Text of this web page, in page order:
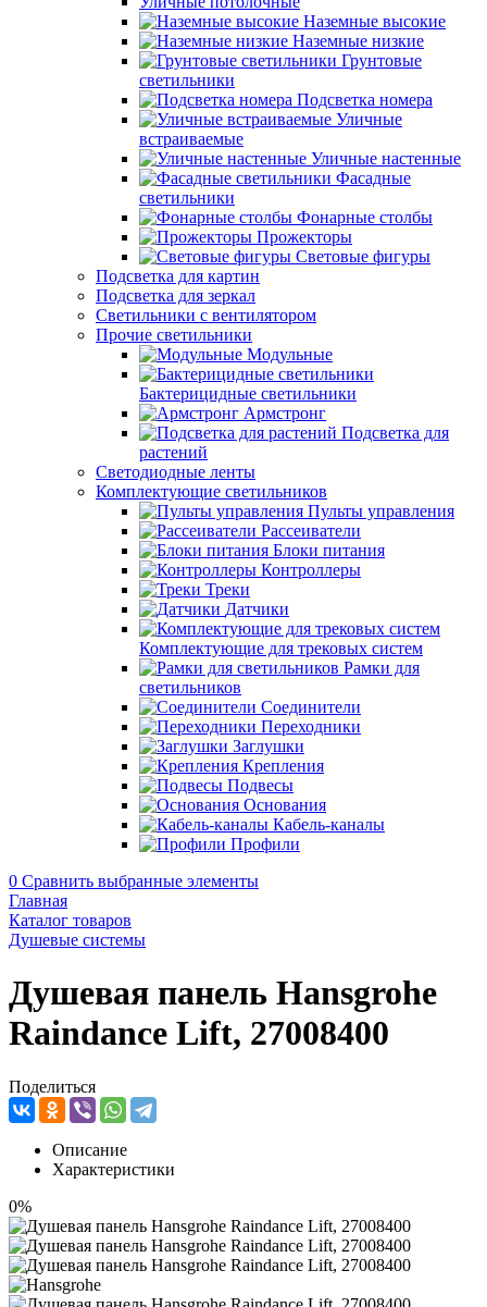
Наземные высокие
Наземные низкие
Грунтовые
светильники
Подсветка номера
Уличные
встраиваемые
Уличные настенные
Фасадные
светильники
Фонарные столбы
Прожекторы
Световые фигуры
Подсветка для картин
Подсветка для зеркал
Светильники с вентилятором
Прочие светильники
Модульные
Бактерицидные светильники
Армстронг
Подсветка для
растений
Светодиодные ленты
Комплектующие светильников
Пульты управления
Рассеиватели
Блоки питания
Контроллеры
Треки
Датчики
Комплектующие для трековых систем
Рамки для
светильников
Соединители
Переходники
Заглушки
Крепления
Подвесы
Основания
Кабель-каналы
Профили
0 Сравнить выбранные элементы
Главная
Каталог товаров
Душевые системы
Душевая панель Hansgrohe
Raindance Lift, 27008400
Поделиться
Описание
Характеристики
0%